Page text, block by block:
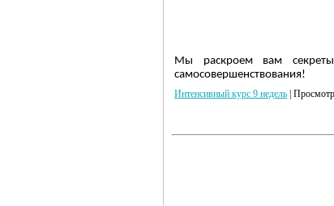
Мы раскроем вам секреты
самосовершенствования!
Интенсивный курс 9 недель |